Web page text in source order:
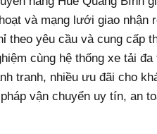
và mạng lưới giao nhận
theo yêu cầu và cung cấp
cùng hệ thống xe tải
tranh, nhiều ưu đãi cho
vận chuyển uy tín, an